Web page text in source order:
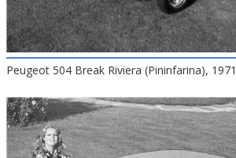
Peugeot 504 Break Riviera (Pininfarina), 1971